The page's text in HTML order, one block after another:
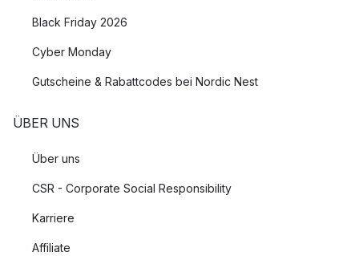
Black Friday 2026
Cyber Monday
Gutscheine & Rabattcodes bei Nordic Nest
ÜBER UNS
Über uns
CSR - Corporate Social Responsibility
Karriere
Affiliate